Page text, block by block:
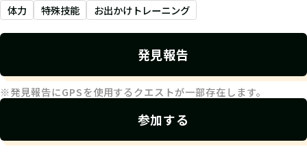
体力 特殊技能 お出かけトレーニング
発見報告
※発見報告にGPSを使用するクエストが一部存在します。
参加する